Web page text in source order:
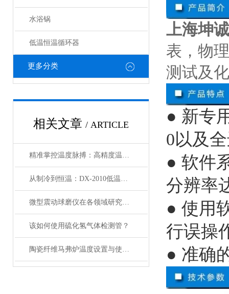
水浴锅
低温恒温循环器
更多分类
相关文章 / ARTICLE
精准掌控温度脉搏：高精度温控仪表补偿温度设置全攻略
从制冷到恒温：DX-2010低温恒温循环器的核心原理解析
微型震动球磨仪在各领域研究中的应用
该如何使用硫化氢气体检测管？
陶瓷纤维马弗炉温度设置与使用方法
上海坤
表，物
测试及
● 新专
0以及
● 软件
分辨率
● 使用
行误操
● 准确